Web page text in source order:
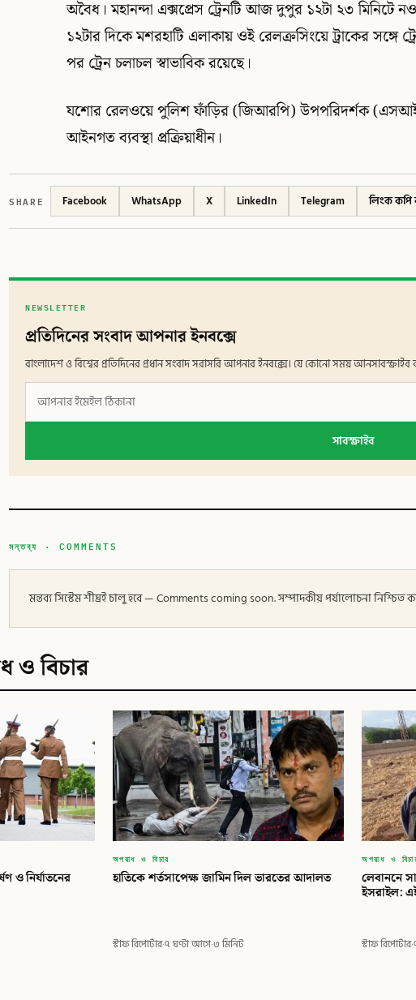
অবৈধ। মহানন্দা এক্সপ্রেস ট্রেনটি আজ দুপুর ১২টা ২৩ মিনিটে
১২টার দিকে মশরহাটি এলাকায় ওই রেলক্রসিংয়ে ট্রাকের সঙ্গে
পর ট্রেন চলাচল স্বাভাবিক রয়েছে।
যশোর রেলওয়ে পুলিশ ফাঁড়ির (জিআরপি) উপপরিদর্শক (এসআই)
আইনগত ব্যবস্থা প্রক্রিয়াধীন।
SHARE Facebook WhatsApp X LinkedIn Telegram লিংক
NEWSLETTER
প্রতিদিনের সংবাদ আপনার ইনবক্সে
বাংলাদেশ ও বিশ্বের প্রতিদিনের প্রধান সংবাদ সরাসরি আপনার ইনবক্সে। যে কোনো সময়
সাবস্ক্রাইব
মন্তব্য · COMMENTS
মন্তব্য সিস্টেম শীঘ্রই চালু হবে — Comments coming soon. সম্পাদকীয় পর্যালোচনা
বিচার
ও নির্যাতনের
অপরাধ ও বিচার
হাতিকে শর্তসাপেক্ষ জামিন দিল ভারতের আদালত
স্টাফ রিপোর্টার·৭ ঘণ্টা আগে·৩ মিনিট
অপরাধ ও
লেবাননে
ইসরাইল:
স্টাফ রিপোর্টার·